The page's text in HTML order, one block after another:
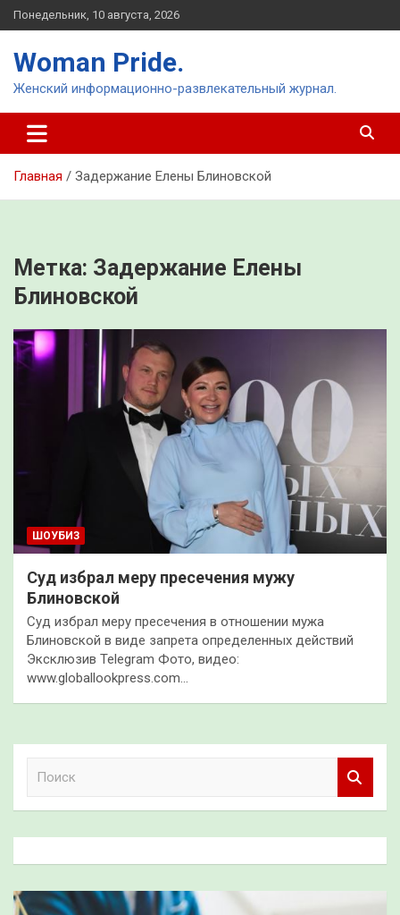
Перейти
к
Понедельник, 10 августа, 2026
Woman Pride.
Женский информационно-развлекательный журнал.
Главная Задержание Елены Блиновской
Метка: Задержание Елены
Блиновской
ШОУБИЗ
Суд избрал меру пресечения мужу
Блиновской
Суд избрал меру пресечения в отношении мужа
Блиновской в виде запрета определенных действий
Эксклюзив Telegram Фото, видео:
www.globallookpress.com…
к